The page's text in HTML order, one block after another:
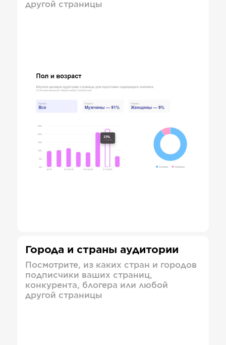
другой страницы
Города и страны аудитории
Посмотрите, из каких стран и городов
подписчики ваших страниц,
конкурента, блогера или любой
другой страницы